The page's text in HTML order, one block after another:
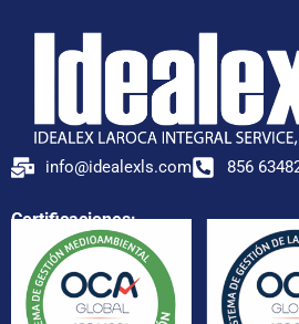
info@idealexls.com 856
Certificaciones: